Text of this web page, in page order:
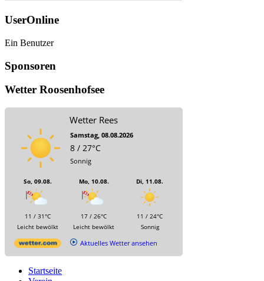
UserOnline
Ein Benutzer
Sponsoren
Wetter Roosenhofsee
Wetter Rees
Samstag, 08.08.2026
8 / 27°C
Sonnig
So, 09.08.
11 / 31°C
Leicht bewölkt
Mo, 10.08.
17 / 26°C
Leicht bewölkt
Di, 11.08.
11 / 24°C
Sonnig
Aktuelles Wetter ansehen
Startseite